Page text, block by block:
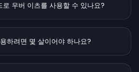
로 우버 이츠를 사용할 수 있나요?
하려면 몇 살이어야 하나요?